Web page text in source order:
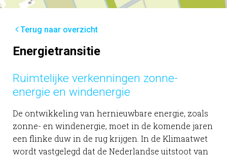
Terug naar overzicht
Energietransitie
Ruimtelijke verkenningen zonne-
energie en windenergie
De ontwikkeling van hernieuwbare energie, zoals
zonne- en windenergie, moet in de komende jaren
een flinke duw in de rug krijgen. In de Klimaatwet
wordt vastgelegd dat de Nederlandse uitstoot van